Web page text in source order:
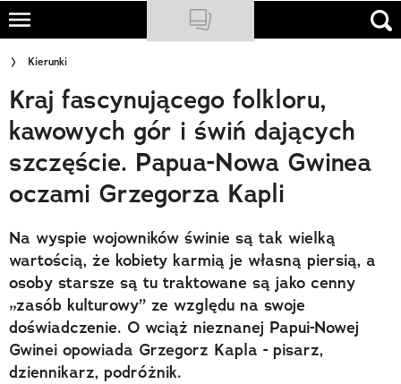
Skip
main
content
NATIONAL GEOGRAPHIC
TRAVELER
PODCASTY
Cuda Polski
Wielki Konkurs Fotograficzny
Trendbook Podróżniczy
Polecane
Kierunki
Kraj fascynującego folkloru,
kawowych gór i świń dających
szczęście. Papua-Nowa Gwinea
oczami Grzegorza Kapli
Na wyspie wojowników świnie są tak wielką
wartością, że kobiety karmią je własną piersią, a
osoby starsze są tu traktowane są jako cenny
„zasób kulturowy” ze względu na swoje
doświadczenie. O wciąż nieznanej Papui-Nowej
Gwinei opowiada Grzegorz Kapla - pisarz,
dziennikarz, podróżnik.